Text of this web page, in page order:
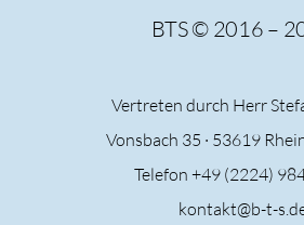
BTS © 2016 –
Vertreten durch Herr
Vonsbach 35 · 53619
Telefon +49 (2224)
kontakt@b-t-